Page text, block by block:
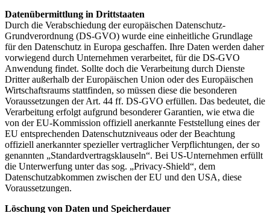
Datenübermittlung in Drittstaaten
Durch die Verabschiedung der europäischen Datenschutz-
Grundverordnung (DS-GVO) wurde eine einheitliche Grundlage
für den Datenschutz in Europa geschaffen. Ihre Daten werden daher
vorwiegend durch Unternehmen verarbeitet, für die DS-GVO
Anwendung findet. Sollte doch die Verarbeitung durch Dienste
Dritter außerhalb der Europäischen Union oder des Europäischen
Wirtschaftsraums stattfinden, so müssen diese die besonderen
Voraussetzungen der Art. 44 ff. DS-GVO erfüllen. Das bedeutet, die
Verarbeitung erfolgt aufgrund besonderer Garantien, wie etwa die
von der EU-Kommission offiziell anerkannte Feststellung eines der
EU entsprechenden Datenschutzniveaus oder der Beachtung
offiziell anerkannter spezieller vertraglicher Verpflichtungen, der so
genannten „Standardvertragsklauseln“. Bei US-Unternehmen erfüllt
die Unterwerfung unter das sog. „Privacy-Shield“, dem
Datenschutzabkommen zwischen der EU und den USA, diese
Voraussetzungen.
Löschung von Daten und Speicherdauer